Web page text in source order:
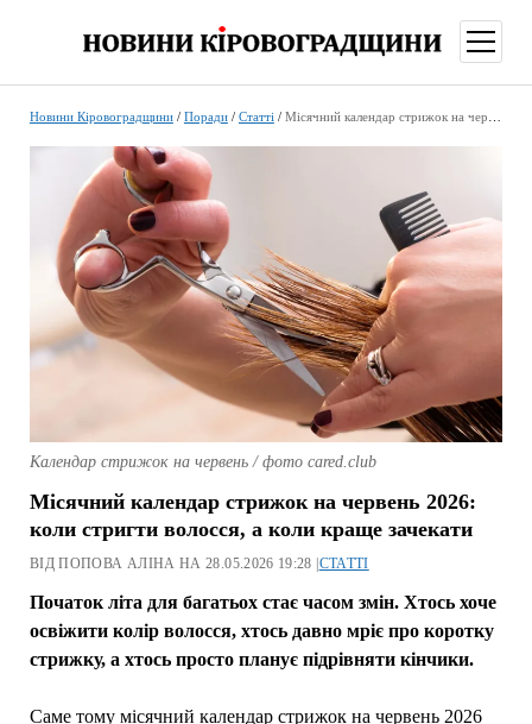
меню
Новини Кіровоградщини/ Поради/ Статті / Місячний календар стрижок на червень 2026: коли стригти волосся, а коли краще зачекати
Календар стрижок на червень / фото cared.club
Місячний календар стрижок на червень 2026:
коли стригти волосся, а коли краще зачекати
ВІД ПОПОВА АЛІНА НА 28.05.2026 19:28 |СТАТТІ
Початок літа для багатьох стає часом змін. Хтось хоче
освіжити колір волосся, хтось давно мріє про коротку
стрижку, а хтось просто планує підрівняти кінчики.
Саме тому місячний календар стрижок на червень 2026